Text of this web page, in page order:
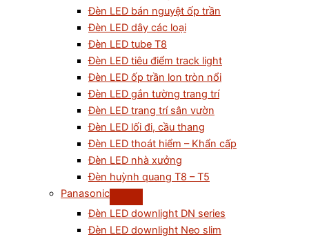
Đèn LED bán nguyệt ốp trần
Đèn LED dây các loại
Đèn LED tube T8
Đèn LED tiêu điểm track light
Đèn LED ốp trần lon tròn nổi
Đèn LED gắn tường trang trí
Đèn LED trang trí sân vườn
Đèn LED lối đi, cầu thang
Đèn LED thoát hiểm – Khẩn cấp
Đèn LED nhà xưởng
Đèn huỳnh quang T8 – T5
Panasonic
Đèn LED downlight DN series
Đèn LED downlight Neo slim